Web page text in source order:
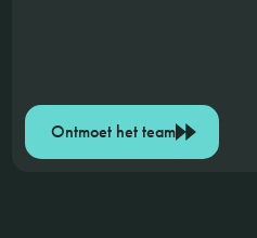
Ontmoet het team